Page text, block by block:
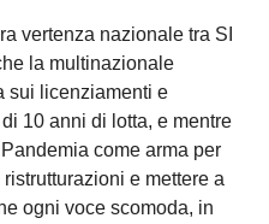
vertenza nazionale tra SI
la multinazionale
sui licenziamenti e
10 anni di lotta, e mentre
come arma per
e mettere a
ogni voce scomoda, in